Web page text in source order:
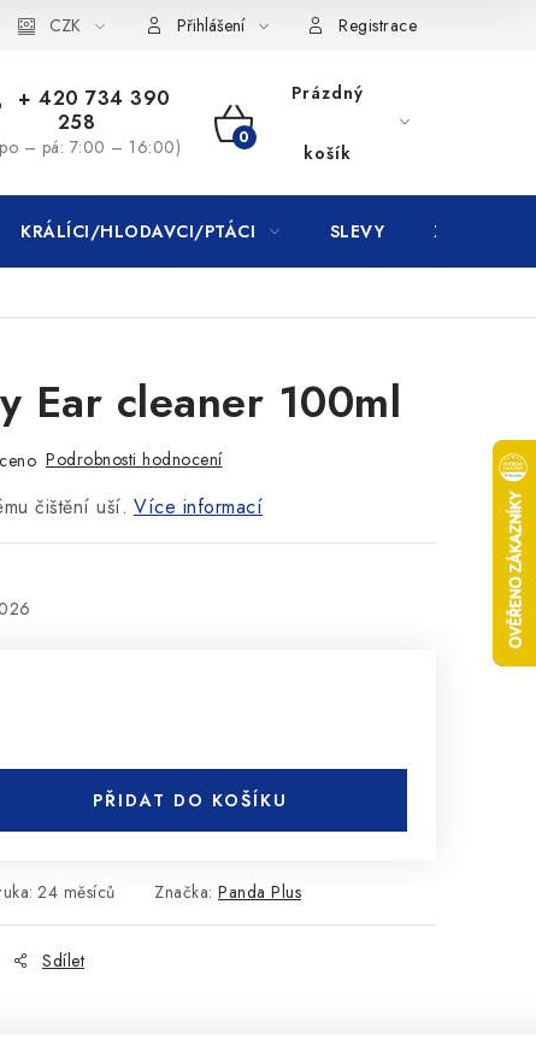
CZK Přihlášení Registrace
+ 420 734 390
258
– pá: 7:00 – 16:00)
NÁKUPNÍ
KOŠÍK
Prázdný
košík
KRÁLÍCI/HLODAVCI/PTÁCI SLEVY ZNAČKY
Ear cleaner 100ml
Podrobnosti hodnocení
čištění uší. Více informací
PŘIDAT DO KOŠÍKU
: 24 měsíců Značka: Panda Plus
Sdílet